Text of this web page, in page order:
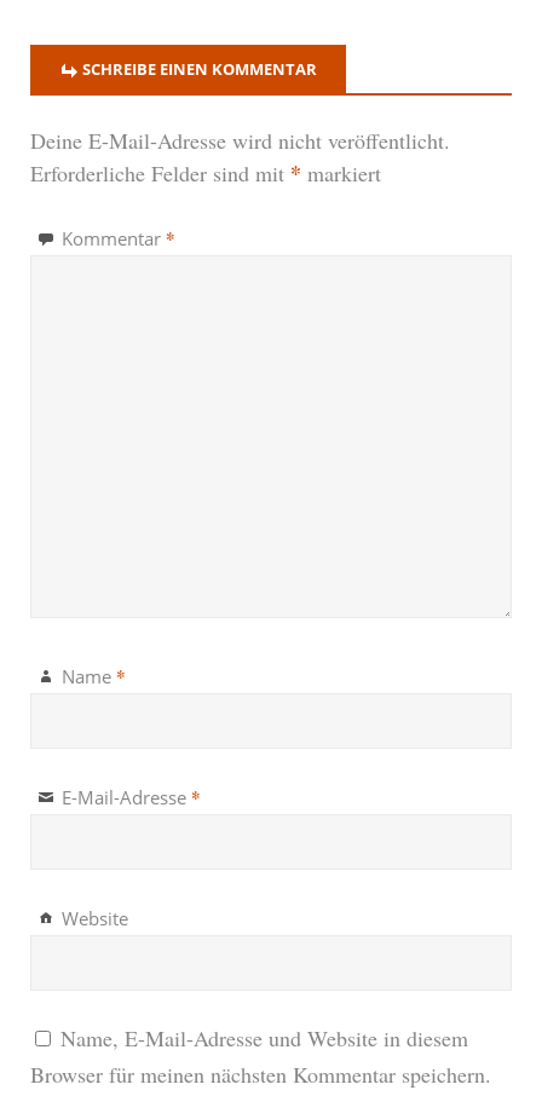
SCHREIBE EINEN KOMMENTAR
Deine E-Mail-Adresse wird nicht veröffentlicht.
Erforderliche Felder sind mit * markiert
Kommentar *
Name *
E-Mail-Adresse *
Website
Name, E-Mail-Adresse und Website in diesem
Browser für meinen nächsten Kommentar speichern.